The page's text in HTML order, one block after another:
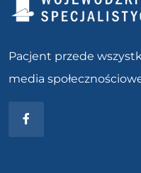
Pacjent przede
media